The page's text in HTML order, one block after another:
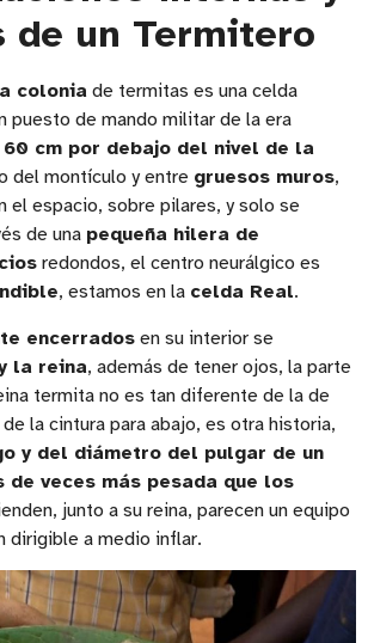
de un Termitero
colonia de termitas es una celda
puesto de mando militar de la era
60 cm por debajo del nivel de la
del montículo y entre gruesos muros,
el espacio, sobre pilares, y solo se
de una pequeña hilera de
redondos, el centro neurálgico es
, estamos en la celda Real.
encerrados en su interior se
la reina, además de tener ojos, la parte
termita no es tan diferente de la de
la cintura para abajo, es otra historia,
y del diámetro del pulgar de un
de veces más pesada que los
junto a su reina, parecen un equipo
dirigible a medio inflar.